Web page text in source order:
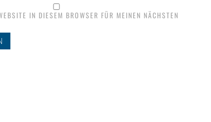
IN DIESEM BROWSER FÜR MEINEN NÄCHSTEN